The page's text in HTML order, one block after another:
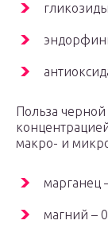
Польза
макро- и
марганец
магний –